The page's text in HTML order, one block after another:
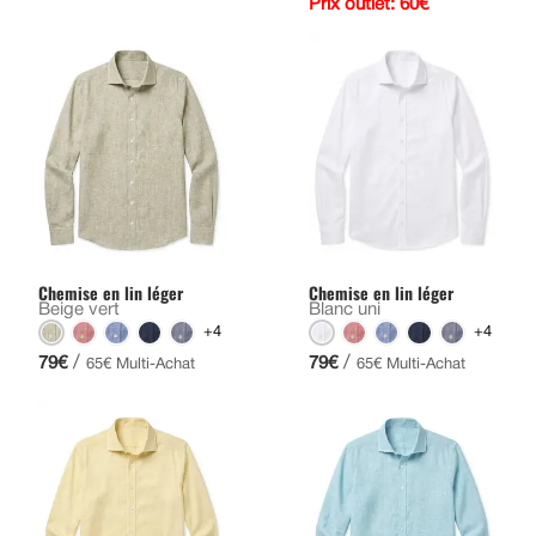
Prix outlet: 60€
Chemise en lin léger
Beige vert
+4
79€ / 65€ Multi-Achat
Chemise en lin léger
Blanc uni
+4
79€ / 65€ Multi-Achat